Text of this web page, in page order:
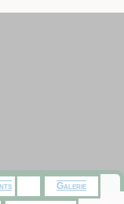
Galerie